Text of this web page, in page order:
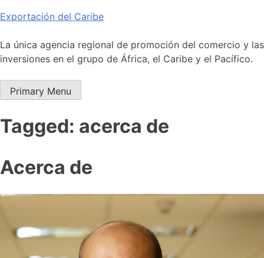
Skip
content
Exportación del Caribe
La única agencia regional de promoción del comercio y las
inversiones en el grupo de África, el Caribe y el Pacífico.
Primary Menu
Tagged: acerca de
Acerca de